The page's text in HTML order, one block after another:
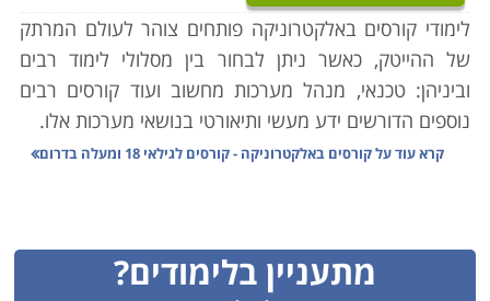
לימודי קורסים באלקטרוניקה פותחים צוהר לעולם המרתק
של ההייטק, כאשר ניתן לבחור בין מסלולי לימוד רבים
וביניהן: טכנאי, מנהל מערכות מחשוב ועוד קורסים רבים
נוספים הדורשים ידע מעשי ותיאורטי בנושאי מערכות אלו.
קריירה מקצועית מצליחה, שכן מרבית המוצרים החשמליים
כיום, עובדים על מערכות אלקטרוניות מורכבות ועדינות
קרא עוד עלקורסים באלקטרוניקה - קורסים לגילאי 18 ומעלה בדרום
מתעניין בלימודים?